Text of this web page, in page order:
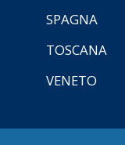
SPAGNA
TOSCANA
VENETO